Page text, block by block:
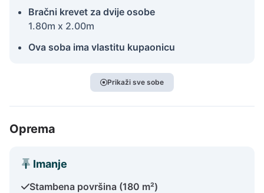
Bračni krevet za dvije osobe
1.80m x 2.00m
Ova soba ima vlastitu kupaonicu
Prikaži sve sobe
Oprema
Imanje
Stambena površina (180 m²)